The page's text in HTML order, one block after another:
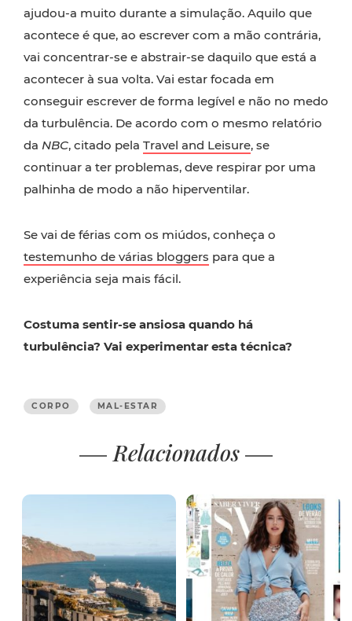
ajudou-a muito durante a simulação. Aquilo que
acontece é que, ao escrever com a mão contrária,
vai concentrar-se e abstrair-se daquilo que está a
acontecer à sua volta. Vai estar focada em
conseguir escrever de forma legível e não no medo
da turbulência. De acordo com o mesmo relatório
da NBC, citado pela Travel and Leisure, se
continuar a ter problemas, deve respirar por uma
palhinha de modo a não hiperventilar.
Se vai de férias com os miúdos, conheça o
testemunho de várias bloggers para que a
experiência seja mais fácil.
Costuma sentir-se ansiosa quando há
turbulência? Vai experimentar esta técnica?
CORPO MAL-ESTAR
Relacionados